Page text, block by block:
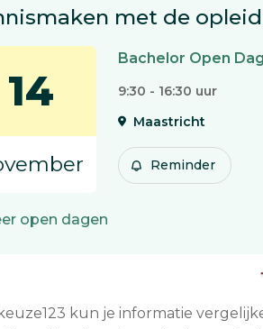
met de
14
Bachelor Open Dag
9:30 - 16:30 uur
Maastricht
Reminder
open dagen
kun je informatie